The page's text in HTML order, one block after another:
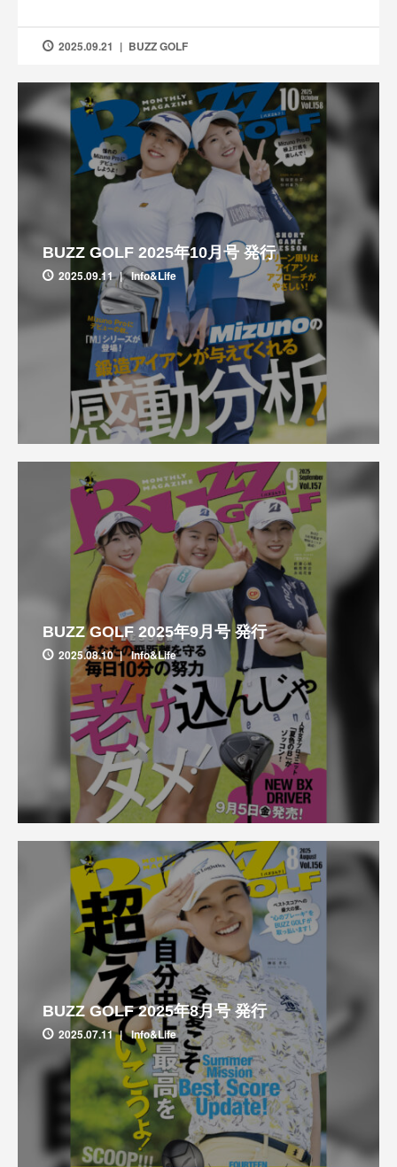
2025.09.21 BUZZ GOLF
BUZZ GOLF 2025年10月号 発行
2025.09.11 Info&Life
BUZZ GOLF 2025年9月号 発行
2025.08.10 Info&Life
BUZZ GOLF 2025年8月号 発行
2025.07.11 Info&Life